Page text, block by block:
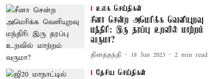
உலக செய்திகள்
சீனா சென்ற அமெரிக்க வெளியுறவு
மந்திரி: இரு தரப்பு உறவில் மாற்றம்
வருமா?
தினத்தந்தி 18 Jun 2023 2 min read
தேசிய செய்திகள்